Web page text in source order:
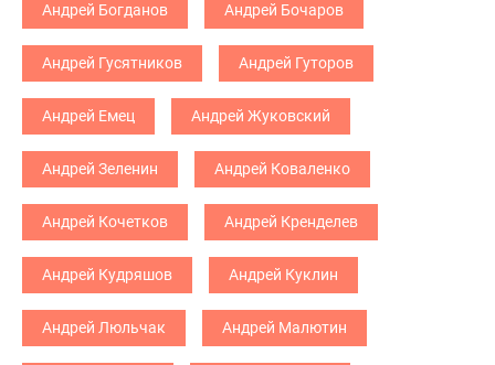
Андрей Богданов Андрей Бочаров
Андрей Гусятников Андрей Гуторов
Андрей Емец Андрей Жуковский
Андрей Зеленин Андрей Коваленко
Андрей Кочетков Андрей Кренделев
Андрей Кудряшов Андрей Куклин
Андрей Люльчак Андрей Малютин